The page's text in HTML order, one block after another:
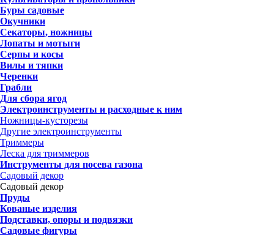
Буры садовые
Окучники
Секаторы, ножницы
Лопаты и мотыги
Серпы и косы
Вилы и тяпки
Черенки
Грабли
Для сбора ягод
Электроинструменты и расходные к ним
Ножницы-кусторезы
Другие электроинструменты
Триммеры
Леска для триммеров
Инструменты для посева газона
Садовый декор
Садовый декор
Пруды
Кованые изделия
Подставки, опоры и подвязки
Садовые фигуры